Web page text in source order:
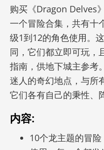
购买《Dragon Delves
一个冒险合集，共有十
级1到12的角色使用。
同，它们都立即可玩，
指南，供地下城主参考
迷人的奇幻地点，与所
它们各有自己的秉性、
内容:
10个龙主题的冒